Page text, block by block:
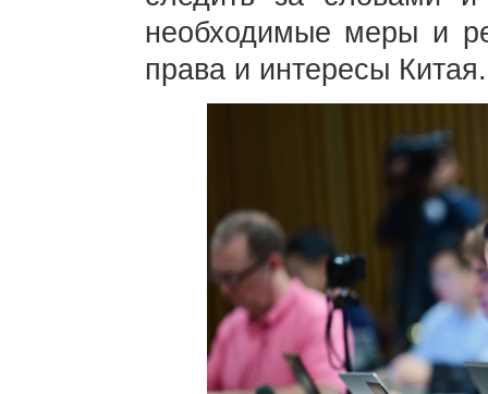
необходимые меры и
права и интересы Китая.